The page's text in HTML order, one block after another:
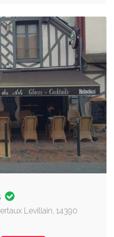
Levillain, 14390